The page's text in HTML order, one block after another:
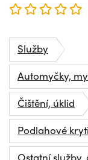
Služby
Automyčky,
Čištění, úklid
Podlahové
Ostatní